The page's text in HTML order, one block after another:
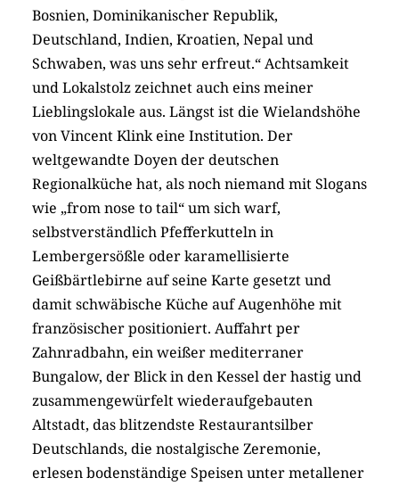
Bosnien, Dominikanischer Republik,
Deutschland, Indien, Kroatien, Nepal und
Schwaben, was uns sehr erfreut.“ Achtsamkeit
und Lokalstolz zeichnet auch eins meiner
Lieblingslokale aus. Längst ist die Wielandshöhe
von Vincent Klink eine Institution. Der
weltgewandte Doyen der deutschen
Regionalküche hat, als noch niemand mit Slogans
wie „from nose to tail“ um sich warf,
selbstverständlich Pfefferkutteln in
Lembergersößle oder karamellisierte
Geißbärtlebirne auf seine Karte gesetzt und
damit schwäbische Küche auf Augenhöhe mit
französischer positioniert. Auffahrt per
Zahnradbahn, ein weißer mediterraner
Bungalow, der Blick in den Kessel der hastig und
zusammengewürfelt wiederaufgebauten
Altstadt, das blitzendste Restaurantsilber
Deutschlands, die nostalgische Zeremonie,
erlesen bodenständige Speisen unter metallener